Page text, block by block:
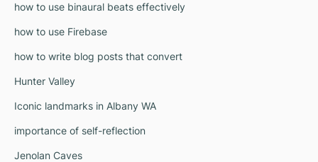
how to use binaural beats effectively
how to use Firebase
how to write blog posts that convert
Hunter Valley
Iconic landmarks in Albany WA
importance of self-reflection
Jenolan Caves